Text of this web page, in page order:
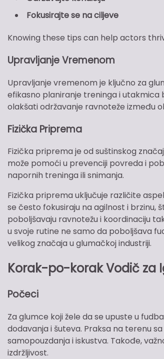
Fokusirajte se na ciljeve
Knowing these tips can help actors
Upravljanje Vremenom
Upravljanje vremenom je ključno za
efikasno planiranje treninga i utakmica
olakšati održavanje ravnoteže između
Fizička Priprema
Fizička priprema je od suštinskog
može pomoći u prevenciji povreda i
napornih treninga ili snimanja.
Fizička priprema uključuje različite
se često fokusiraju na agilnost i brzinu,
poboljšavaju ravnotežu i koordinaciju
u svoje rutine ne samo da poboljšava
velikog značaja u glumačkoj industriji.
Korak-po-korak Vodič za
Počeci
Za glumce koji žele da se upuste u
dodavanja i šuteva. Praksa na terenu
samopouzdanja i iskustva. Takođe,
izdržljivost.